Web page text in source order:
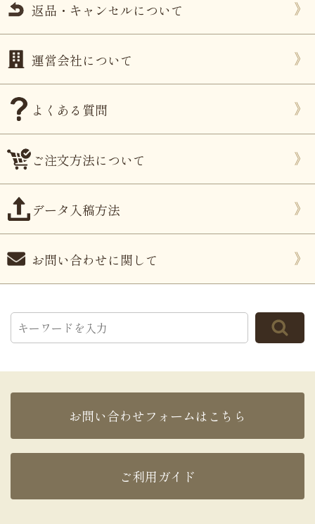
返品・キャンセルについて
運営会社について
よくある質問
ご注文方法について
データ入稿方法
お問い合わせに関して
お問い合わせフォームはこちら
ご利用ガイド